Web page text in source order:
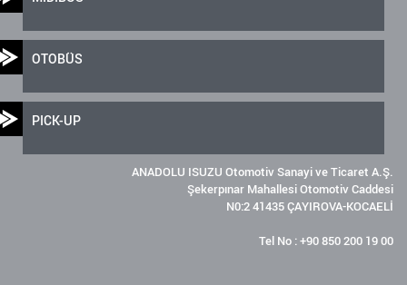
OTOBÜS
PICK-UP
ANADOLU ISUZU Otomotiv Sanayi ve Ticaret A.Ş.
Şekerpınar Mahallesi Otomotiv Caddesi
N0:2 41435 ÇAYIROVA-KOCAELİ
Tel No : +90 850 200 19 00